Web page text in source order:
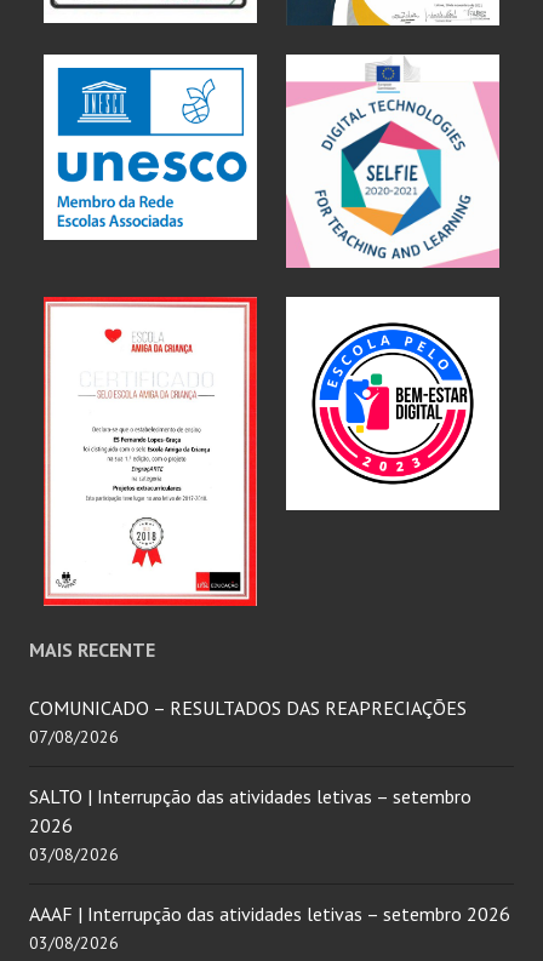
MAIS RECENTE
COMUNICADO – RESULTADOS DAS REAPRECIAÇÕES
07/08/2026
SALTO | Interrupção das atividades letivas – setembro
2026
03/08/2026
AAAF | Interrupção das atividades letivas – setembro 2026
03/08/2026